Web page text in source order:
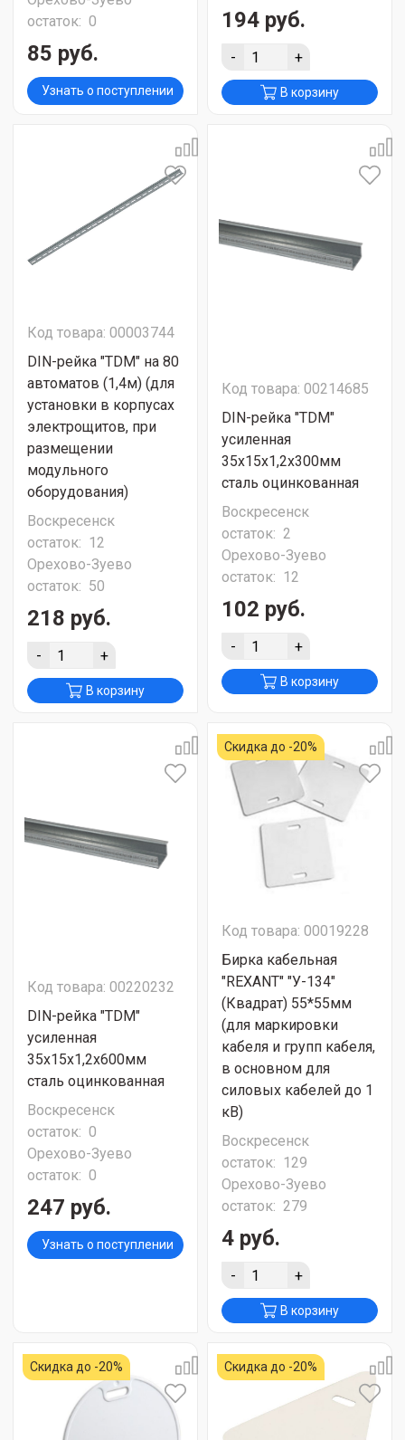
остаток: 0
85 руб.
Узнать о поступлении
194 руб.
- +
В корзину
Код товара: 00003744
DIN-рейка "TDM" на 80
автоматов (1,4м) (для
установки в корпусах
электрощитов, при
размещении
модульного
оборудования)
Воскресенск
остаток: 12
Орехово-Зуево
остаток: 50
218 руб.
- +
В корзину
Код товара: 00214685
DIN-рейка "TDM"
усиленная
35х15х1,2х300мм
сталь оцинкованная
Воскресенск
остаток: 2
Орехово-Зуево
остаток: 12
102 руб.
- +
В корзину
Код товара: 00220232
DIN-рейка "TDM"
усиленная
35х15х1,2х600мм
сталь оцинкованная
Воскресенск
остаток: 0
Орехово-Зуево
остаток: 0
247 руб.
Узнать о поступлении
Скидка до -20%
Код товара: 00019228
Бирка кабельная
"REXANT" "У-134"
(Квадрат) 55*55мм
(для маркировки
кабеля и групп кабеля,
в основном для
силовых кабелей до 1
кВ)
Воскресенск
остаток: 129
Орехово-Зуево
остаток: 279
4 руб.
- +
В корзину
Скидка до -20% Скидка до -20%